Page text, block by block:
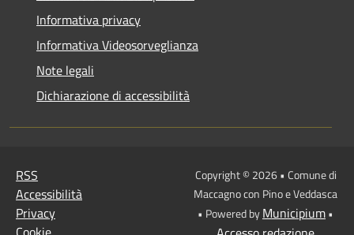
Informativa privacy
Informativa Videosorveglianza
Note legali
Dichiarazione di accessibilità
RSS
Accessibilità
Privacy
Copyright © 2026 • Comune di
Maccagno con Pino e Veddasca
• Powered byMunicipium•